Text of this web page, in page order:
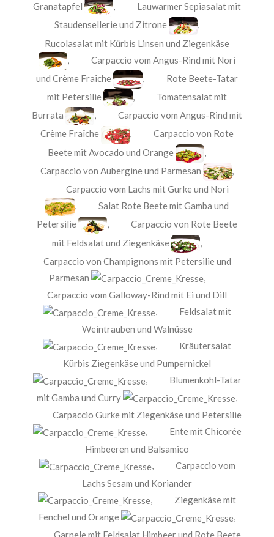
Granatapfel
, Lauwarmer Sepiasalat mit
Staudensellerie und Zitrone
,
Rucolasalat mit Kürbis Linsen und Ziegenkäse
,Carpaccio vom Angus-Rind mit Nori
und Crème Fraîche
, Rote Beete-Tatar
mit Petersilie
, Tomatensalat mit
Burrata
,Carpaccio vom Angus-Rind mit
Crème Fraîche
,Carpaccio von Rote
Beete mit Avocado und Orange
,
Carpaccio von Aubergine und Parmesan
,
Carpaccio vom Lachs mit Gurke und Nori
, Salat Rote Beete mit Gamba und
Petersilie
,Carpaccio von Rote Beete
mit Feldsalat und Ziegenkäse
Carpaccio von Champignons mit Petersilie und
Parmesan
,
Carpaccio vom Galloway-Rind mit Ei und Dill
, Feldsalat mit
Weintrauben und Walnüsse
, Kräutersalat
Kürbis Ziegenkäse und Pumpernickel
, Blumenkohl-Tatar
mit Gamba und Curry
Carpaccio Gurke mit Ziegenkäse und Petersilie
, Ente mit Chicorée
Himbeeren und Balsamico
, Carpaccio vom
Lachs Sesam und Koriander
, Ziegenkäse mit
Fenchel und Orange
,
Garnele mit Feldsalat Himbeer und Rote Beete